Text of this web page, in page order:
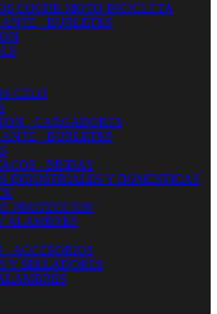
COCHE-MOTO-BICICLETA
- BURLETES
CELO
- CARGADORES
- BURLETES
- BRIDAS
INDUSTRIALES Y DOMESTICAS
PROTECCION
ALAMBRES
- ACCESORIOS
Y SELLADORES